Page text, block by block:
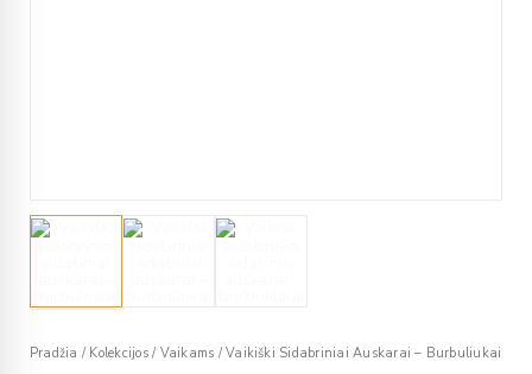
Pradžia / Kolekcijos / Vaikams /Vaikiški Sidabriniai Auskarai – Burbuliukai